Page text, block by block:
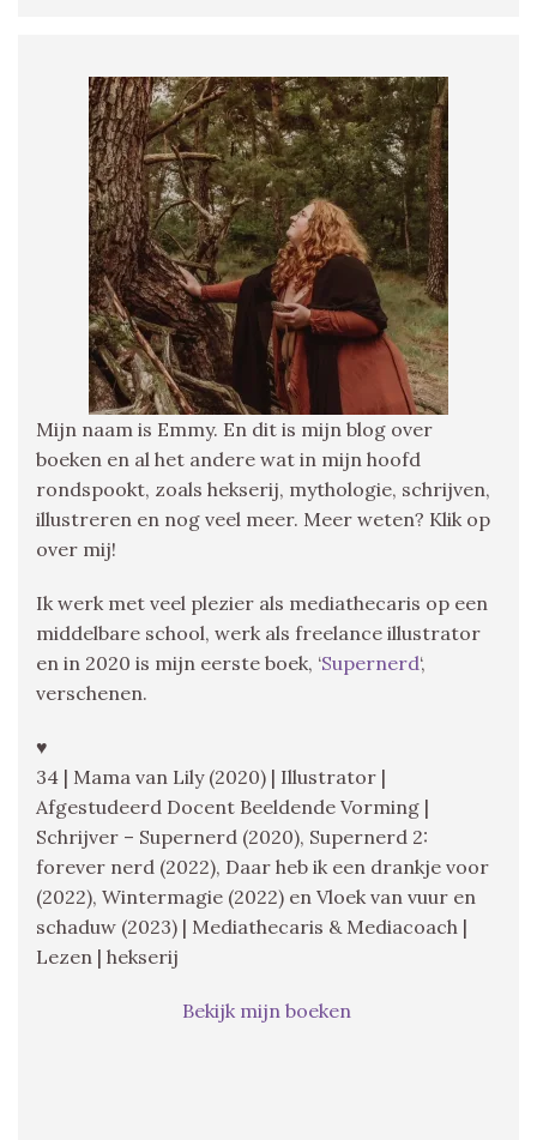
Mijn naam is Emmy. En dit is mijn blog over
boeken en al het andere wat in mijn hoofd
rondspookt, zoals hekserij, mythologie, schrijven,
illustreren en nog veel meer. Meer weten? Klik op
over mij!
Ik werk met veel plezier als mediathecaris op een
middelbare school, werk als freelance illustrator
en in 2020 is mijn eerste boek, ‘Supernerd‘,
verschenen.
♥
34 | Mama van Lily (2020) | Illustrator |
Afgestudeerd Docent Beeldende Vorming |
Schrijver – Supernerd (2020), Supernerd 2:
forever nerd (2022), Daar heb ik een drankje voor
(2022), Wintermagie (2022) en Vloek van vuur en
schaduw (2023) | Mediathecaris & Mediacoach |
Lezen | hekserij
Bekijk mijn boeken